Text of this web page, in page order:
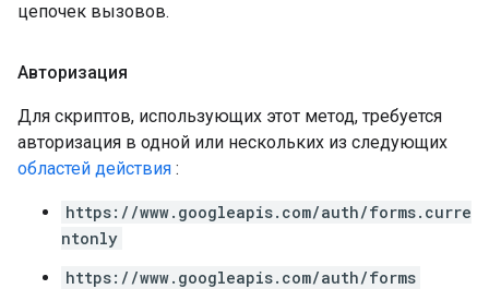
цепочек вызовов.
Авторизация
Для скриптов, использующих этот метод, требуется
авторизация в одной или нескольких из следующих
областей действия :
https://www.googleapis.com/auth/forms.curre
ntonly
https://www.googleapis.com/auth/forms